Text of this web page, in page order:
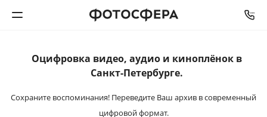
Печать фото
Фотокниги
Оцифровка видео, аудио и киноплёнокв
Санкт-Петербурге.
Сохраните воспоминания! Переведите Ваш архив в современный
цифровой формат.